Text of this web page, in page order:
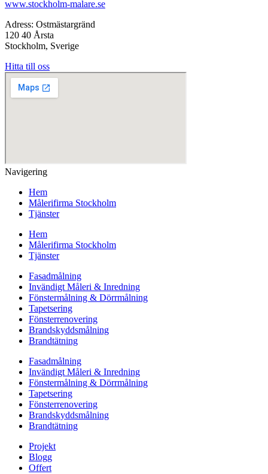
www.stockholm-malare.se
Adress: Ostmästargränd
120 40 Årsta
Stockholm, Sverige
Hitta till oss
Navigering
Hem
Målerifirma Stockholm
Tjänster
Hem
Målerifirma Stockholm
Tjänster
Fasadmålning
Invändigt Måleri & Inredning
Fönstermålning & Dörrmålning
Tapetsering
Fönsterrenovering
Brandskyddsmålning
Brandtätning
Fasadmålning
Invändigt Måleri & Inredning
Fönstermålning & Dörrmålning
Tapetsering
Fönsterrenovering
Brandskyddsmålning
Brandtätning
Projekt
Blogg
Offert